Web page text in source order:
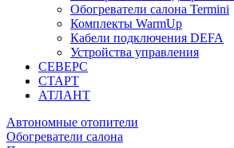
Обогреватели салона Termini
Комплекты WarmUp
Кабели подключения DEFA
Устройства управления
СЕВЕРС
СТАРТ
АТЛАНТ
Автономные отопители
Обогреватели салона